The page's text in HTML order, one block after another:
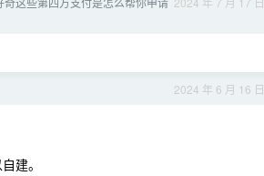
2024 年 6 月 16 日
建。